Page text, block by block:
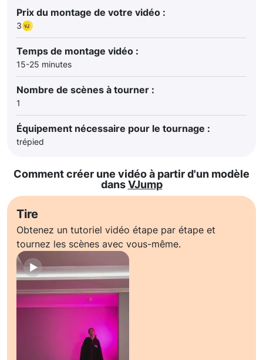
Prix du montage de votre vidéo :
3
Temps de montage vidéo :
15-25 minutes
Nombre de scènes à tourner :
1
Équipement nécessaire pour le tournage :
trépied
Comment créer une vidéo à partir d'un modèle
dansVJump
Tire
Obtenez un tutoriel vidéo étape par étape et
tournez les scènes avec vous-même.